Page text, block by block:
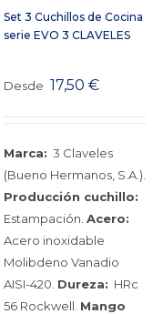
Set 3 Cuchillos de Cocina
serie EVO 3 CLAVELES
Desde 17,50€
Marca: 3 Claveles
(Bueno Hermanos, S.A.).
Producción cuchillo:
Estampación.Acero:
Acero inoxidable
Molibdeno Vanadio
AISI-420. Dureza: HRc
56 Rockwell. Mango